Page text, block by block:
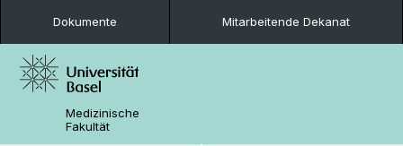
Dokumente Mitarbeitende Dekanat
Medizinische
Fakultät